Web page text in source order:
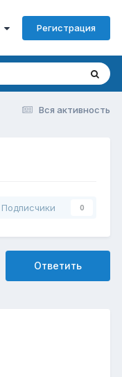
Регистрация
Вся активность
Подписчики 0
Ответить